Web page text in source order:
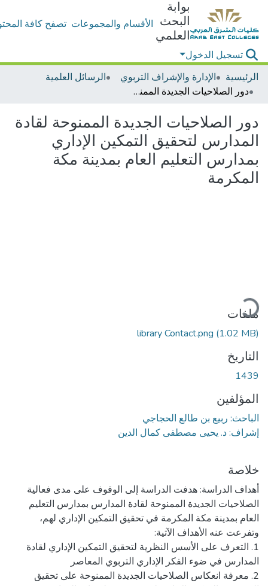
بوابة
البحث
العلمي
الأقسام والمجموعات تصفح كافة
تسجيل الدخول
الرئيسية
الإدارة والإشراف التربوي
الرسائل العلمية
دور الصلاحيات الجديدة الممنوحة لقادة المدارس لتحقيق التمكين الإداري بمدارس التعليم العام بمدينة مكة المكرمة
دور الصلاحيات الجديدة الممنوحة لقادة
المدارس لتحقيق التمكين الإداري
بمدارس التعليم العام بمدينة مكة
المكرمة
جاري التحميل...
ملفات
library Contact.png (1.02 MB)
التاريخ
1439
المؤلفين
الباحث: ربيع بن طالع الحجاجي
إشراف: د. يحيى مصطفى كمال الدين
خلاصة
أهداف الدراسة: هدفت الدراسة إلى الوقوف على مدى فعالية
الصلاحيات الجديدة الممنوحة لقادة المدارس بمدارس التعليم
العام بمدينة مكة المكرمة في تحقيق التمكين الإداري لهم،
1. التعرف على الأسس النظرية لتحقيق التمكين الإداري لقادة
2. معرفة انعكاس الصلاحيات الجديدة الممنوحة على تحقيق